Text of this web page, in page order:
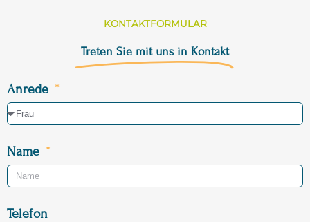
KONTAKTFORMULAR
Treten Sie mit uns in Kontakt
Anrede
Name
Telefon